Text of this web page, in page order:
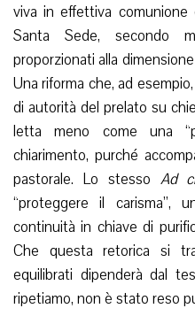
viva in effettiva
Santa Sede, secondo
proporzionati alla
Una riforma che, ad
di autorità del prelato su
letta meno come una
chiarimento, purché
pastorale. Lo stesso Ad
“proteggere il carisma”,
continuità in chiave di
Che questa retorica si
equilibrati dipenderà dal
ripetiamo, non è stato reso